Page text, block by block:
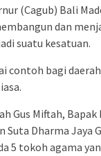
(Cagub) Bali
dan
suatu kesatuan.
contoh bagi
Gus Miftah, Bapak
Suta Dharma
5 tokoh agama